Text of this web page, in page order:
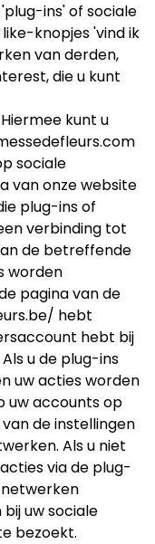
ins' of sociale
knopjes 'vind ik
van derden,
die u kunt
kunt u
sociale
van onze website
plug-ins of
verbinding tot
de betreffende
worden
pagina van de
hebt
hebt bij
u de plug-ins
uw acties worden
uw accounts op
de instellingen
Als u niet
via de plug-
uw sociale
bezoekt.